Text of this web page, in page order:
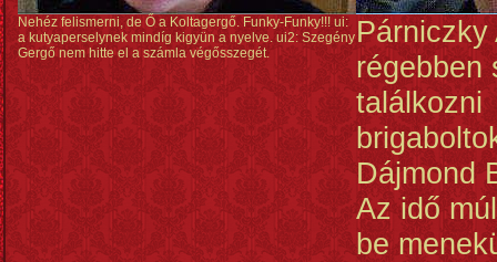
Nehéz felismerni, de Ő a Koltagergő. Funky-Funky!!! ui:
a kutyaperselynek mindíg kigyün a nyelve. ui2: Szegény
Gergő nem hitte el a számla végősszegét.
Párniczky
régebben
találkozni
Dájmond
Az idő
be